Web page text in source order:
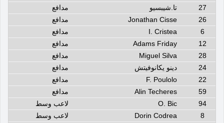
27
تا.شيبسيو
مدافع
26
Jonathan Cisse
مدافع
6
I. Cristea
مدافع
12
Adams Friday
مدافع
28
Miguel Silva
مدافع
24
دينو يكانوفيتش
مدافع
22
F. Poulolo
مدافع
59
Alin Techeres
مدافع
94
O. Bic
لاعب وسط
8
Dorin Codrea
لاعب وسط